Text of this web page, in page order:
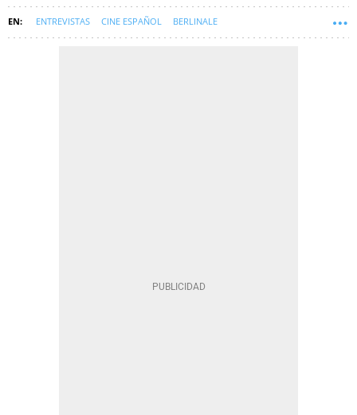
ENTREVISTAS CINE ESPAÑOL BERLINALE